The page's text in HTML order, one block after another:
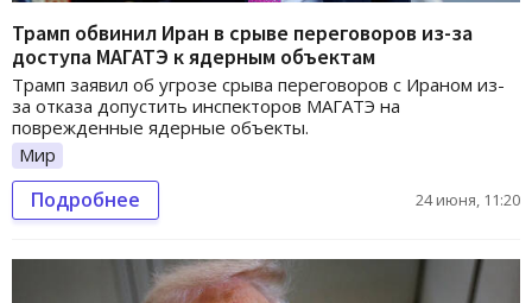
Трамп обвинил Иран в срыве переговоров из-за
доступа МАГАТЭ к ядерным объектам
Трамп заявил об угрозе срыва переговоров с Ираном из-
за отказа допустить инспекторов МАГАТЭ на
поврежденные ядерные объекты.
Мир
Подробнее 24 июня, 11:20